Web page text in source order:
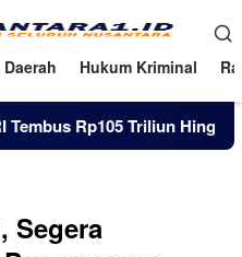
Daerah Hukum Kriminal
Triliun Hingga Juni 2026
Segera